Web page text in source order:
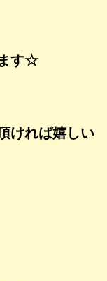
す☆
ければ嬉しい